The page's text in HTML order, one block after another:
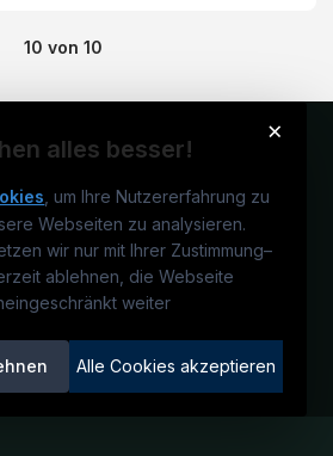
10 von 10
×
alles besser!
, um Ihre Nutzererfahrung zu
Webseiten zu analysieren.
wir nur mit Ihrer Zustimmung–
ablehnen, die Webseite
weiter
Alle Cookies akzeptieren
Karriereportal.
GmbH.